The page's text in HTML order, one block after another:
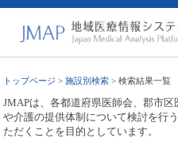
トップページ >施設別検索 > 検索結果一覧
JMAPは、各都道府県医師会、郡市
や介護の提供体制について検討を行
ただくことを目的としています。